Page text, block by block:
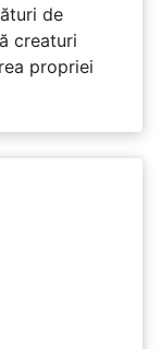
de
creaturi
propriei